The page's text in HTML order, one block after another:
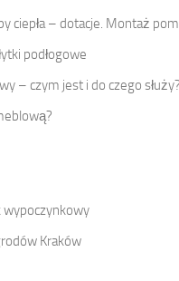
ciepła – dotacje. Montaż
podłogowe
– czym jest i do czego służy?
wypoczynkowy
Kraków